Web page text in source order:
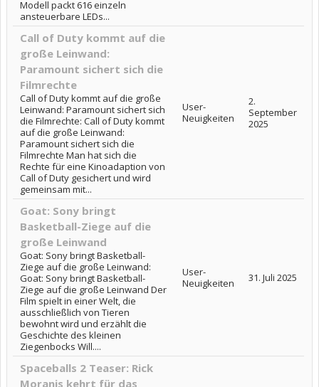
Modell packt 616 einzeln
ansteuerbare LEDs...
Call of Duty kommt auf die
große Leinwand:
Paramount sichert sich die
Filmrechte
Call of Duty kommt auf die große
Leinwand: Paramount sichert sich
die Filmrechte: Call of Duty kommt
auf die große Leinwand:
Paramount sichert sich die
Filmrechte Man hat sich die
Rechte für eine Kinoadaption von
Call of Duty gesichert und wird
gemeinsam mit...
User-
Neuigkeiten
2.
September
2025
Goat: Sony bringt
Basketball-Ziege auf die
große Leinwand
Goat: Sony bringt Basketball-
Ziege auf die große Leinwand:
Goat: Sony bringt Basketball-
Ziege auf die große Leinwand Der
Film spielt in einer Welt, die
ausschließlich von Tieren
bewohnt wird und erzählt die
Geschichte des kleinen
Ziegenbocks Will....
User-
Neuigkeiten
31. Juli 2025
Spaceballs 2 Teaser: Rick
Moranis kehrt für das